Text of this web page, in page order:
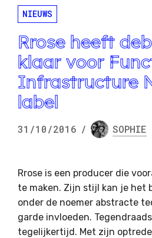
NIEUWS
Rrose heeft
klaar voor
Infrastructure
label
31/10/2016 / SOPHIE
Rrose is een producer die
te maken. Zijn stijl kan je het
onder de noemer abstracte
garde invloeden.
tegelijkertijd. Met zijn